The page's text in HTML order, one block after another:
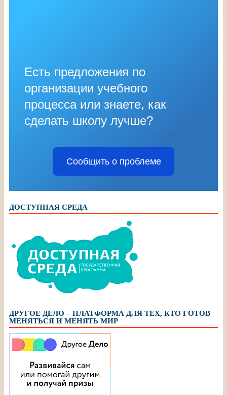
Есть предложения по
организации учебного
процесса или знаете, как
сделать школу лучше?
Сообщить о проблеме
ДОСТУПНАЯ СРЕДА
ДРУГОЕ ДЕЛО – ПЛАТФОРМА ДЛЯ ТЕХ, КТО ГОТОВ
МЕНЯТЬСЯ И МЕНЯТЬ МИР